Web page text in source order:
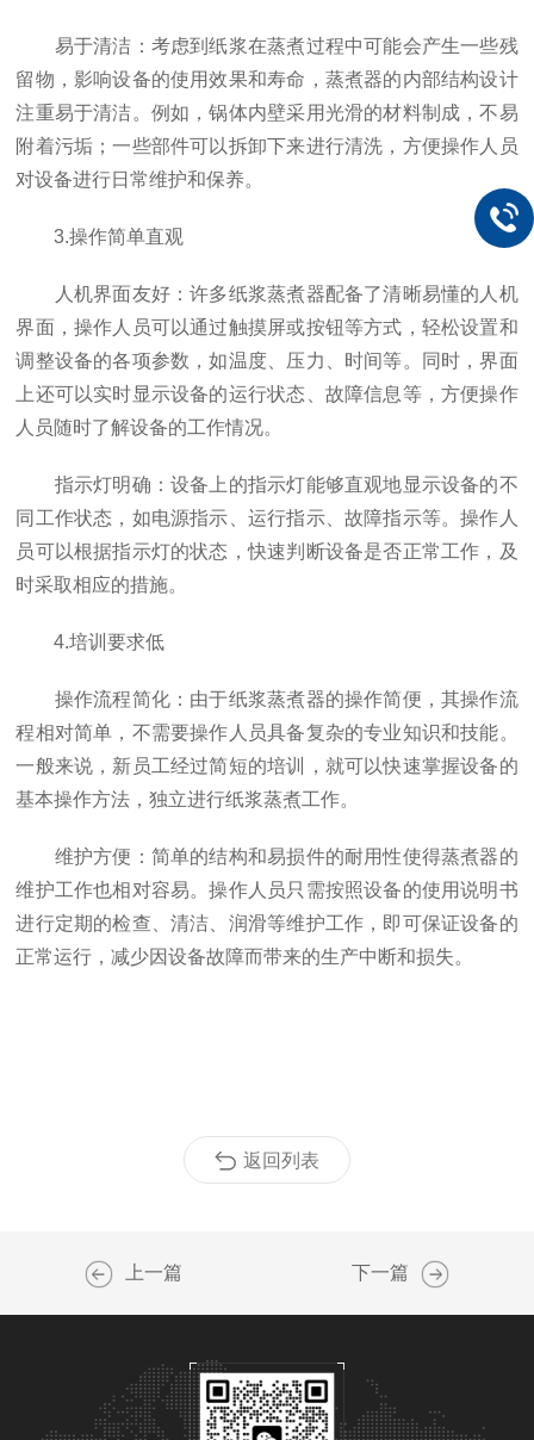
易于清洁：考虑到纸浆在蒸煮过程中可能会产生一些残
留物，影响设备的使用效果和寿命，蒸煮器的内部结构设计
注重易于清洁。例如，锅体内壁采用光滑的材料制成，不易
附着污垢；一些部件可以拆卸下来进行清洗，方便操作人员
对设备进行日常维护和保养。
3.操作简单直观
人机界面友好：许多纸浆蒸煮器配备了清晰易懂的人机
界面，操作人员可以通过触摸屏或按钮等方式，轻松设置和
调整设备的各项参数，如温度、压力、时间等。同时，界面
上还可以实时显示设备的运行状态、故障信息等，方便操作
人员随时了解设备的工作情况。
指示灯明确：设备上的指示灯能够直观地显示设备的不
同工作状态，如电源指示、运行指示、故障指示等。操作人
员可以根据指示灯的状态，快速判断设备是否正常工作，及
时采取相应的措施。
4.培训要求低
操作流程简化：由于纸浆蒸煮器的操作简便，其操作流
程相对简单，不需要操作人员具备复杂的专业知识和技能。
一般来说，新员工经过简短的培训，就可以快速掌握设备的
基本操作方法，独立进行纸浆蒸煮工作。
维护方便：简单的结构和易损件的耐用性使得蒸煮器的
维护工作也相对容易。操作人员只需按照设备的使用说明书
进行定期的检查、清洁、润滑等维护工作，即可保证设备的
正常运行，减少因设备故障而带来的生产中断和损失。
返回列表
上一篇 下一篇